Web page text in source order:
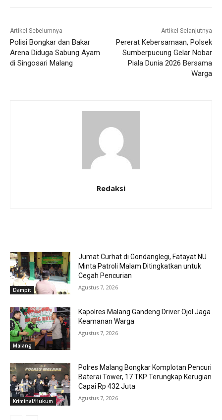
Artikel Sebelumnya
Polisi Bongkar dan Bakar
Arena Diduga Sabung Ayam
di Singosari Malang
Artikel Selanjutnya
Pererat Kebersamaan, Polsek
Sumberpucung Gelar Nobar
Piala Dunia 2026 Bersama
Warga
Redaksi
Dampit
Jumat Curhat di Gondanglegi, Fatayat NU
Minta Patroli Malam Ditingkatkan untuk
Cegah Pencurian
Agustus 7, 2026
Malang
Kapolres Malang Gandeng Driver Ojol Jaga
Keamanan Warga
Agustus 7, 2026
Kriminal/Hukum
Polres Malang Bongkar Komplotan Pencuri
Baterai Tower, 17 TKP Terungkap Kerugian
Capai Rp 432 Juta
Agustus 7, 2026